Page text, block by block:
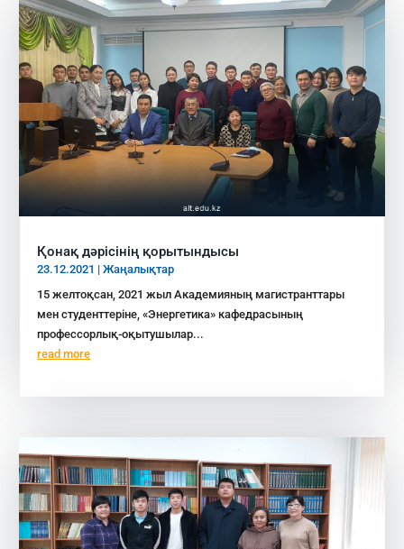
Қонақ дәрісінің қорытындысы
23.12.2021 |Жаңалықтар
15 желтоқсан, 2021 жыл Академияның магистранттары
мен студенттеріне, «Энергетика» кафедрасының
профессорлық-оқытушылар...
read more